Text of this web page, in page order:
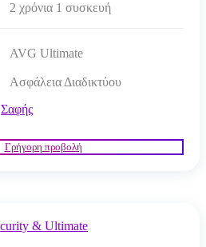
2 χρόνια 1 συσκευή
AVG Ultimate
Ασφάλεια Διαδικτύου
Σαφής
Γρήγορη προβολή